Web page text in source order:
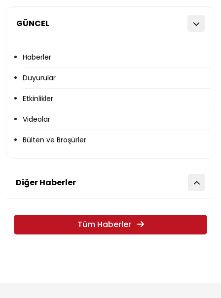
GÜNCEL
Haberler
Duyurular
Etkinlikler
Videolar
Bülten ve Broşürler
Diğer Haberler
Tüm Haberler